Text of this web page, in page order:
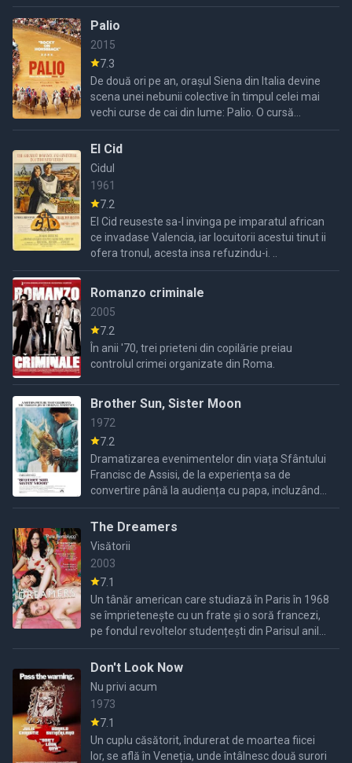
care până acum au rezistat tuturor încercărilor
moderne de
Palio
2015
7.3
De două ori pe an, orașul Siena din Italia devine
scena unei nebunii colective în timpul celei mai
vechi curse de cai din lume: Palio. O cursă
neobișnuită, unde strategia, mita și corupția
El Cid
Cidul
1961
7.2
El Cid reuseste sa-l invinga pe imparatul african
ce invadase Valencia, iar locuitorii acestui tinut ii
ofera tronul, acesta insa refuzindu-i. ..
Romanzo criminale
2005
7.2
În anii '70, trei prieteni din copilărie preiau
controlul crimei organizate din Roma.
Brother Sun, Sister Moon
1972
7.2
Dramatizarea evenimentelor din viața Sfântului
Francisc de Assisi, de la experiența sa de
convertire până la audiența cu papa, incluzând
prietenia sa cu Sfânta Clara.
The Dreamers
Visătorii
2003
7.1
Un tânăr american care studiază în Paris în 1968
se împrietenește cu un frate și o soră francezi,
pe fondul revoltelor studențești din Parisul anilor
'68.
Don't Look Now
Nu privi acum
1973
7.1
Un cuplu căsătorit, îndurerat de moartea fiicei
lor, se află în Veneția, unde întâlnesc două surori